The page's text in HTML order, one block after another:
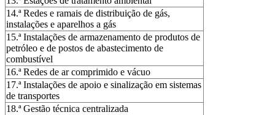
14.ª Redes e ramais de distribuição de gás,
instalações e aparelhos a gás
15.ª Instalações de armazenamento de produtos de
petróleo e de postos de abastecimento de
combustível
16.ª Redes de ar comprimido e vácuo
17.ª Instalações de apoio e sinalização em sistemas
de transportes
18.ª Gestão técnica centralizada